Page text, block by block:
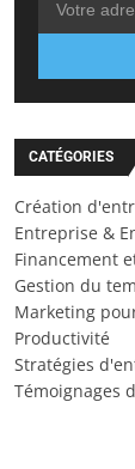
CATÉGORIES
Création
Entreprise &
Financement
Gestion du
Marketing
Productivité
Stratégies
Témoignages